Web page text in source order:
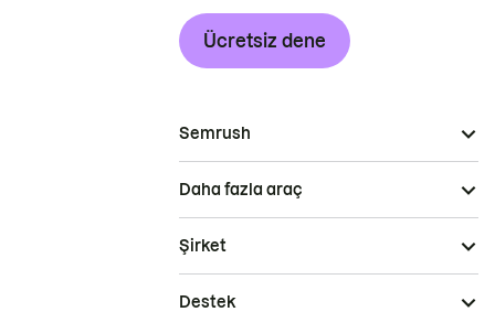
Ücretsiz dene
Semrush
Daha fazla araç
Şirket
Destek